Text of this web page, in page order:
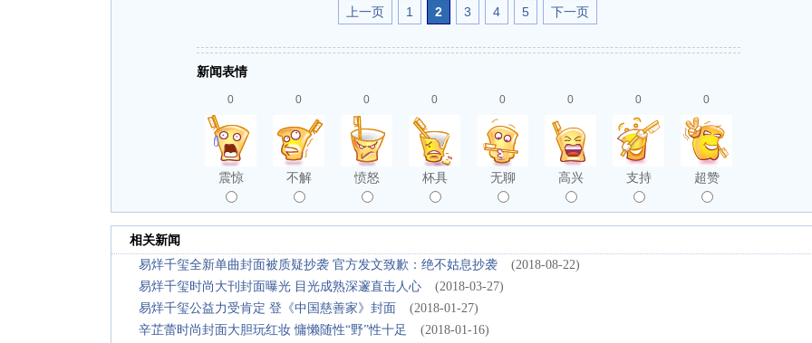
上一页 1 2 3 4 5 下一页
新闻表情
0
震惊
0
不解
0
愤怒
0
杯具
0
无聊
0
高兴
0
支持
0
超赞
相关新闻
易烊千玺全新单曲封面被质疑抄袭 官方发文致歉：绝不姑息抄袭
(2018-08-22)
易烊千玺时尚大刊封面曝光 目光成熟深邃直击人心
(2018-03-27)
易烊千玺公益力受肯定 登《中国慈善家》封面
(2018-01-27)
辛芷蕾时尚封面大胆玩红妆 慵懒随性“野”性十足
(2018-01-16)